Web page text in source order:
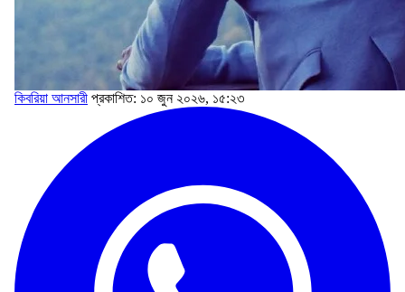
কিবরিয়া আনসারী প্রকাশিত: ১০ জুন ২০২৬, ১৫:২৩